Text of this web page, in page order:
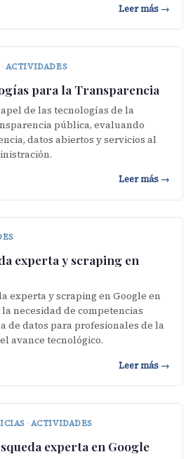
Leer más →
· ACTIVIDADES
para la Transparencia
de las tecnologías de la
pública, evaluando
datos abiertos y servicios al
Leer más →
experta y scraping en
experta y scraping en Google en
necesidad de competencias
de datos para profesionales de la
avance tecnológico.
Leer más →
· ACTIVIDADES
experta en Google